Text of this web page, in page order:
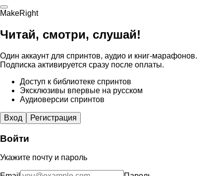
MakeRight
Читай, смотри, слушай!
Один аккаунт для спринтов, аудио и книг-марафонов.
Подписка активируется сразу после оплаты.
Доступ к библиотеке спринтов
Эксклюзивы впервые на русском
Аудиоверсии спринтов
Вход Регистрация
Войти
Укажите почту и пароль